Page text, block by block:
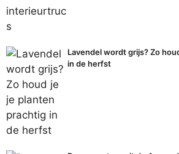
Lavendel wordt grijs? Zo
in de herfst